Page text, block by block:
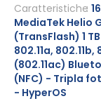
all'inizio
della
galleria
di
immagini
Caratteristiche
MediaTek Helio
(TransFlash) 1
802.11a,
(802.11ac)
(NFC) - Tripla
- HyperOS